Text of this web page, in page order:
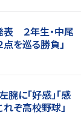
表 ２年生・中尾
を巡る勝負」
に「好感」「感
ぞ高校野球」